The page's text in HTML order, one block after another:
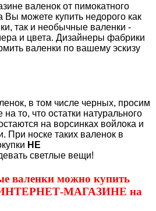
валенок от пимокатного
Вы можете купить недорого как
так и необычные валенки -
и цвета. Дизайнеры фабрики
валенки по вашему эскизу
в том числе черных, просим
то, что остатки натурального
на ворсинках войлока и
При носке таких валенок в
НЕ
светлые вещи!
валенки можно купить
МАГАЗИНЕ на